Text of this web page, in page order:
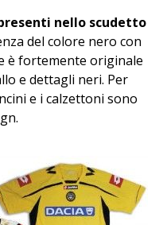
nello scudetto
del colore nero con
è fortemente originale
e dettagli neri. Per
e i calzettoni sono